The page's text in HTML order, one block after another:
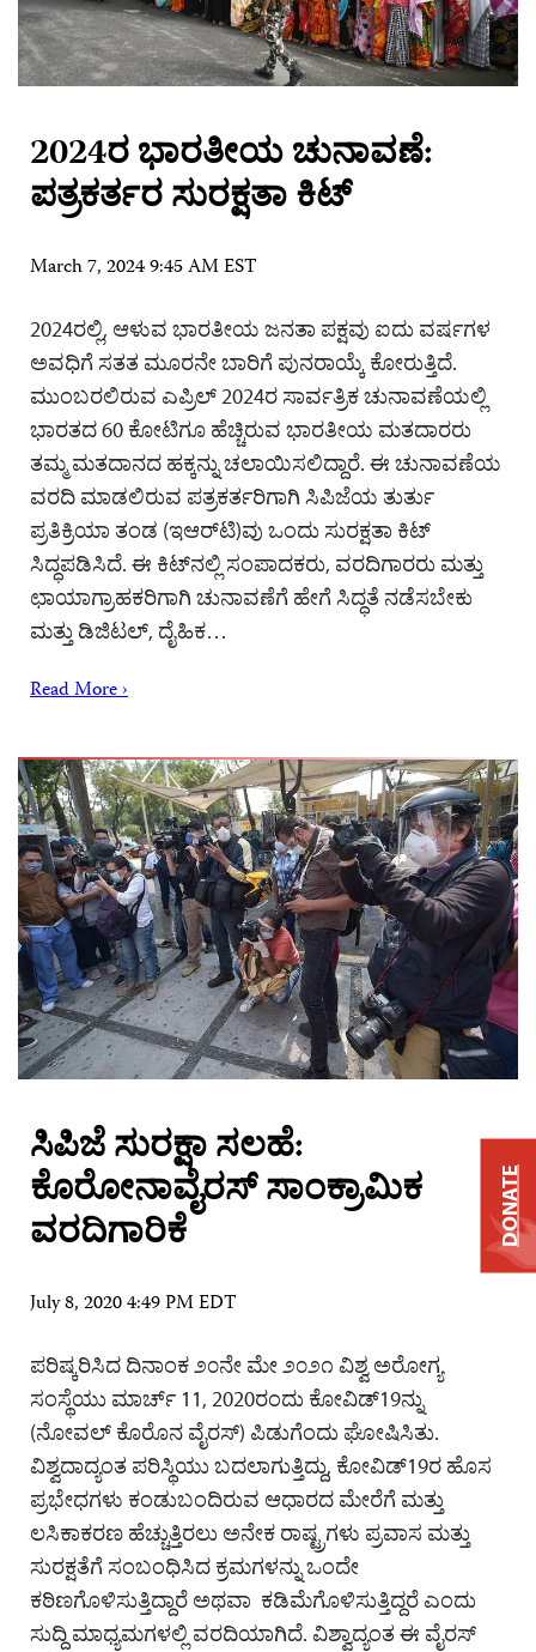
2024ರ ಭಾರತೀಯ ಚುನಾವಣೆ:
ಪತ್ರಕರ್ತರ ಸುರಕ್ಷತಾ ಕಿಟ್
March 7, 2024 9:45 AM EST
2024ರಲ್ಲಿ, ಆಳುವ ಭಾರತೀಯ ಜನತಾ ಪಕ್ಷವು ಐದು ವರ್ಷಗಳ
ಅವಧಿಗೆ ಸತತ ಮೂರನೇ ಬಾರಿಗೆ ಪುನರಾಯ್ಕೆ ಕೋರುತ್ತಿದೆ.
ಮುಂಬರಲಿರುವ ಎಪ್ರಿಲ್ 2024ರ ಸಾರ್ವತ್ರಿಕ ಚುನಾವಣೆಯಲ್ಲಿ
ಭಾರತದ 60 ಕೋಟಿಗೂ ಹೆಚ್ಚಿರುವ ಭಾರತೀಯ ಮತದಾರರು
ತಮ್ಮ ಮತದಾನದ ಹಕ್ಕನ್ನು ಚಲಾಯಿಸಲಿದ್ದಾರೆ. ಈ ಚುನಾವಣೆಯ
ವರದಿ ಮಾಡಲಿರುವ ಪತ್ರಕರ್ತರಿಗಾಗಿ ಸಿಪಿಜೆಯ ತುರ್ತು
ಪ್ರತಿಕ್ರಿಯಾ ತಂಡ (ಇಆರ್‌ಟಿ)ವು ಒಂದು ಸುರಕ್ಷತಾ ಕಿಟ್
ಸಿದ್ಧಪಡಿಸಿದೆ. ಈ ಕಿಟ್‌ನಲ್ಲಿ ಸಂಪಾದಕರು, ವರದಿಗಾರರು ಮತ್ತು
ಛಾಯಾಗ್ರಾಹಕರಿಗಾಗಿ ಚುನಾವಣೆಗೆ ಹೇಗೆ ಸಿದ್ಧತೆ ನಡೆಸಬೇಕು
ಮತ್ತು ಡಿಜಿಟಲ್, ದೈಹಿಕ…
Read More ›
ಸಿಪಿಜೆ ಸುರಕ್ಷಾ ಸಲಹೆ:
ಕೊರೋನಾವೈರಸ್ ಸಾಂಕ್ರಾಮಿಕ
ವರದಿಗಾರಿಕೆ
July 8, 2020 4:49 PM EDT
ಪರಿಷ್ಕರಿಸಿದ ದಿನಾಂಕ ೨೦ನೇ ಮೇ ೨೦೨೧ ವಿಶ್ವ ಅರೋಗ್ಯ
ಸಂಸ್ಥೆಯು ಮಾರ್ಚ್ 11, 2020ರಂದು ಕೋವಿಡ್19ನ್ನು
(ನೋವಲ್ ಕೊರೊನ ವೈರಸ್) ಪಿಡುಗೆಂದು ಘೋಷಿಸಿತು.
ವಿಶ್ವದಾದ್ಯಂತ ಪರಿಸ್ಥಿಯು ಬದಲಾಗುತ್ತಿದ್ದು, ಕೋವಿಡ್19ರ ಹೊಸ
ಪ್ರಭೇಧಗಳು ಕಂಡುಬಂದಿರುವ ಆಧಾರದ ಮೇರೆಗೆ ಮತ್ತು
ಲಸಿಕಾಕರಣ ಹೆಚ್ಚುತ್ತಿರಲು ಅನೇಕ ರಾಷ್ಟ್ರಗಳು ಪ್ರವಾಸ ಮತ್ತು
ಸುರಕ್ಷತೆಗೆ ಸಂಬಂಧಿಸಿದ ಕ್ರಮಗಳನ್ನು ಒಂದೇ
ಕಠಿಣಗೊಳಿಸುತ್ತಿದ್ದಾರೆ ಅಥವಾ ಕಡಿಮೆಗೊಳಿಸುತ್ತಿದ್ದರೆ ಎಂದು
ಸುದ್ದಿ ಮಾಧ್ಯಮಗಳಲ್ಲಿ ವರದಿಯಾಗಿದೆ. ವಿಶ್ವಾದ್ಯಂತ ಈ ವೈರಸ್
DONATE